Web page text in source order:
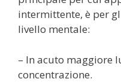
intermittente, è per
livello mentale:
– In acuto maggiore
concentrazione.